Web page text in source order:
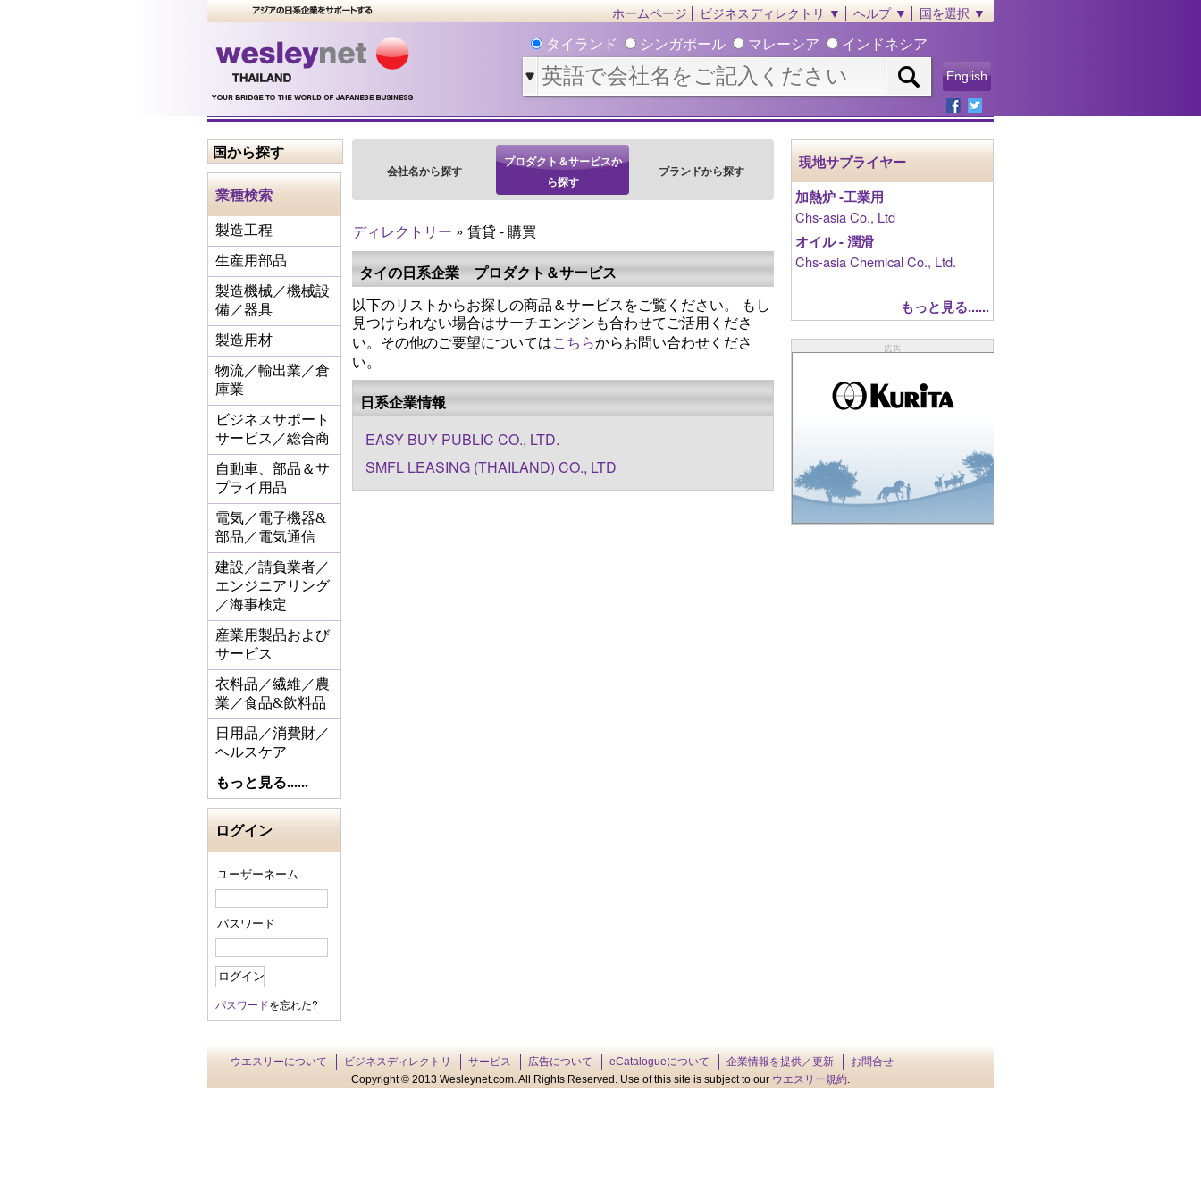
ホームページ ビジネスディレクトリ ▼ ヘルプ ▼ 国を選択 ▼
タイランド シンガポール マレーシア インドネシア
English
国から探す
業種検索
製造工程
生産用部品
製造機械／機械設
備／器具
製造用材
物流／輸出業／倉
庫業
ビジネスサポート
サービス／総合商
自動車、部品＆サ
プライ用品
電気／電子機器&
部品／電気通信
建設／請負業者／
エンジニアリング
／海事検定
産業用製品および
サービス
衣料品／繊維／農
業／食品&飲料品
日用品／消費財／
ヘルスケア
もっと見る......
ログイン
ユーザーネーム
パスワード
パスワードを忘れた?
会社名から探す
プロダクト＆サービスか
ら探す
ブランドから探す
ディレクトリー » 賃貸 - 購買
タイの日系企業 プロダクト＆サービス
以下のリストからお探しの商品＆サービスをご覧ください。 もし
見つけられない場合はサーチエンジンも合わせてご活用くださ
い。その他のご要望についてはこちらからお問い合わせくださ
い。
日系企業情報
EASY BUY PUBLIC CO., LTD.
SMFL LEASING (THAILAND) CO., LTD
現地サプライヤー
加熱炉 ‐工業用
Chs-asia Co., Ltd
オイル - 潤滑
Chs-asia Chemical Co., Ltd.
もっと見る......
広告
ウエスリーについて ビジネスディレクトリ サービス 広告について eCatalogueについて 企業情報を提供／更新
お問合せ
Copyright © 2013 Wesleynet.com. All Rights Reserved. Use of this site is subject to our ウエスリー規約.